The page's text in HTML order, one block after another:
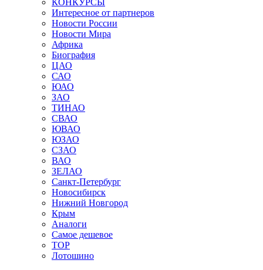
КОНКУРСЫ
Интересное от партнеров
Новости России
Новости Мира
Африка
Биография
ЦАО
САО
ЮАО
ЗАО
ТИНАО
СВАО
ЮВАО
ЮЗАО
СЗАО
ВАО
ЗЕЛАО
Санкт-Петербург
Новосибирск
Нижний Новгород
Крым
Аналоги
Самое дешевое
TOP
Лотошино